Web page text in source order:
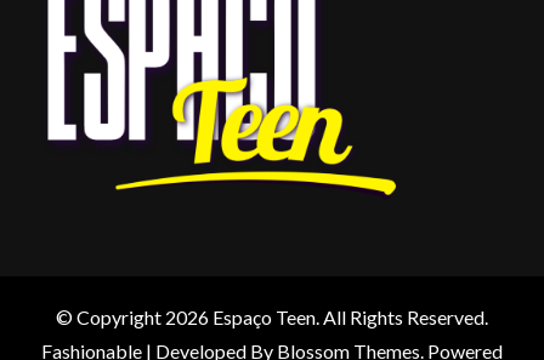
© Copyright 2026 Espaço Teen. All Rights Reserved.
Fashionable | Developed By Blossom Themes. Powered